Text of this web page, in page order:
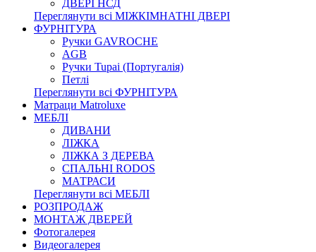
ДВЕРІ НСД
Переглянути всі МІЖКІМНАТНІ ДВЕРІ
ФУРНІТУРА
Ручки GAVROCHE
AGB
Ручки Tupai (Португалія)
Петлі
Переглянути всі ФУРНІТУРА
Матраци Matroluxe
МЕБЛІ
ДИВАНИ
ЛІЖКА
ЛІЖКА З ДЕРЕВА
СПАЛЬНІ RODOS
МАТРАСИ
Переглянути всі МЕБЛІ
РОЗПРОДАЖ
МОНТАЖ ДВЕРЕЙ
Фотогалерея
Видеогалерея